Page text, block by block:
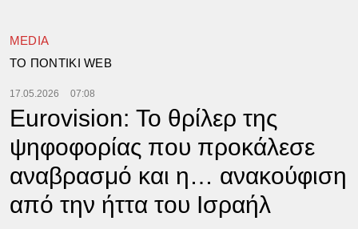
MEDIA
TΟ ΠΟΝΤΙΚΙ WEB
17.05.2026 07:08
Eurovision: Το θρίλερ της
ψηφοφορίας που προκάλεσε
αναβρασμό και η… ανακούφιση
από την ήττα του Ισραήλ